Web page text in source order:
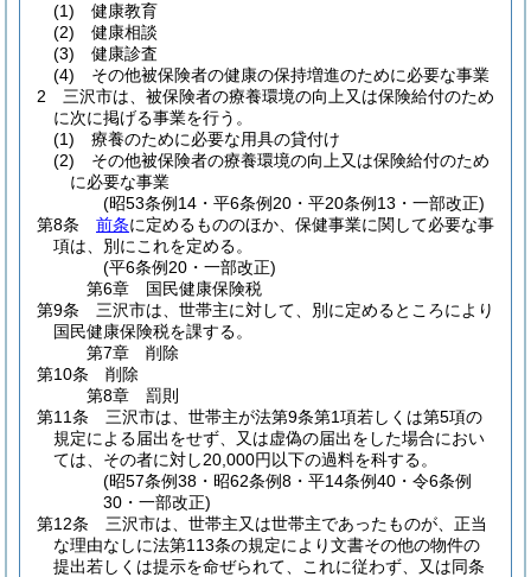
(1)
健康教育
(2)
健康相談
(3)
健康診査
(4)
その他被保険者の健康の保持増進のために必要な事業
2
三沢市は、被保険者の療養環境の向上又は保険給付のため
に次に掲げる事業を行う。
(1)
療養のために必要な用具の貸付け
(2)
その他被保険者の療養環境の向上又は保険給付のため
に必要な事業
(昭53条例14・平6条例20・平20条例13・一部改正)
第8条
前条に定めるもののほか、保健事業に関して必要な事
項は、別にこれを定める。
(平6条例20・一部改正)
第6章
国民健康保険税
第9条
三沢市は、世帯主に対して、別に定めるところにより
国民健康保険税を課する。
第7章
削除
第10条
削除
第8章
罰則
第11条
三沢市は、世帯主が法第9条第1項若しくは第5項の
規定による届出をせず、又は虚偽の届出をした場合におい
ては、その者に対し20,000円以下の過料を科する。
(昭57条例38・昭62条例8・平14条例40・令6条例
30・一部改正)
第12条
三沢市は、世帯主又は世帯主であったものが、正当
な理由なしに法第113条の規定により文書その他の物件の
提出若しくは提示を命ぜられて、これに従わず、又は同条